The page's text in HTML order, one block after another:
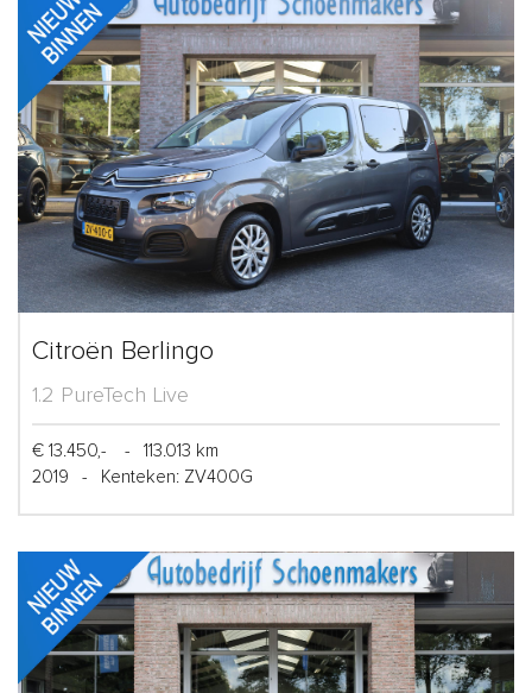
Citroën Berlingo
1.2 PureTech Live
€ 13.450,- -
113.013 km
2019
- Kenteken: ZV400G